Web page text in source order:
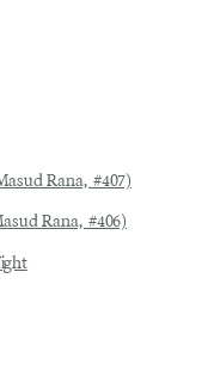
Rana, #407)
Rana, #406)